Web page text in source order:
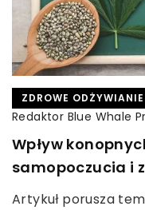
ZDROWE ODŻYWIANIE
Redaktor Blue Whale
Wpływ
samopoczucia i
Artykuł porusza